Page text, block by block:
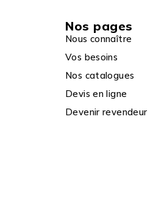
Nos pages
Nous connaître
Vos besoins
Nos catalogues
Devis en ligne
Devenir revendeur